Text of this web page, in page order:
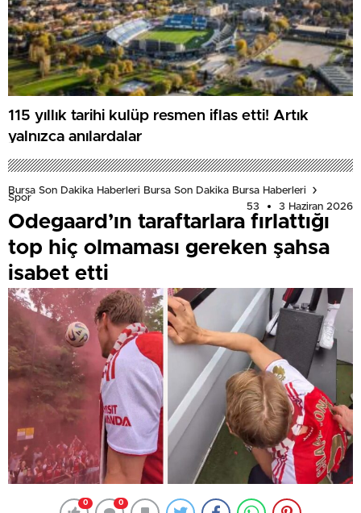
115 yıllık tarihi kulüp resmen iflas etti! Artık
yalnızca anılardalar
Bursa Son Dakika Haberleri Bursa Son Dakika Bursa Haberleri
Spor
53
3 Haziran 2026
Odegaard’ın taraftarlara fırlattığı
top hiç olmaması gereken şahsa
isabet etti
0 0